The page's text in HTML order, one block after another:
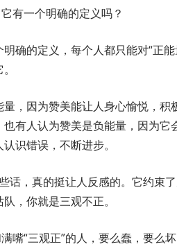
有一个明确的定义吗？
确的定义，每个人都只能对“正
，因为赞美能让人身心愉悦，
有人认为赞美是负能量，因为
识错误，不断进步。
些话，真的挺让人反感的。它约
，你就是三观不正。
嘴“三观正”的人，要么蠢，要么坏